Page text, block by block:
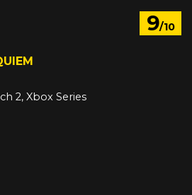
9/10
2, Xbox Series